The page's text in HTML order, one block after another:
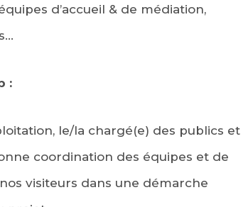
d’accueil & de médiation,
:
le/la chargé(e) des publics et
coordination des équipes et de
visiteurs dans une démarche